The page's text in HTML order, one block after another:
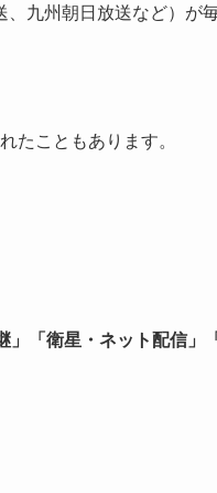
九州朝日放送など）が
たこともあります。
「衛星・ネット配信」